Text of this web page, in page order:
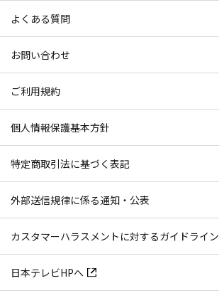
よくある質問
お問い合わせ
ご利用規約
個人情報保護基本方針
特定商取引法に基づく表記
外部送信規律に係る通知・公表
カスタマーハラスメントに対するガイドライン
日本テレビHPへ